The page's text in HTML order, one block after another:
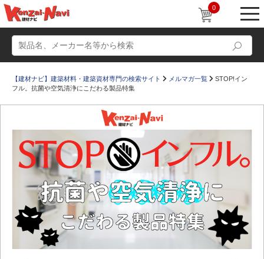
0
動画 ショールーム
かたなび コラム
すまいリング 設計士インタビュー
Q＆A 販売・施工代理店募集
お気に入り
【建材ナビ】建築材料・建築資材専門の検索サイト メルマガ一覧
STOP!イン
フル。抗菌や空気清浄にこだわる製品特集